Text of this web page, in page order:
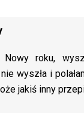
Nowy roku,
wyszła i
jakiś inny